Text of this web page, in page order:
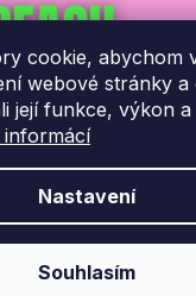
cookie, abychom
webové stránky a
její funkce, výkon a
informácí
Nastavení
Souhlasím
se k
o našich
akcích.
Odebírat newsletter
UPLATNIT SLEVU!